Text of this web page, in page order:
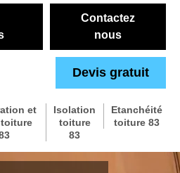
Contactez
nous
Devis gratuit
et
Isolation
toiture
83
Etanchéité
toiture 83